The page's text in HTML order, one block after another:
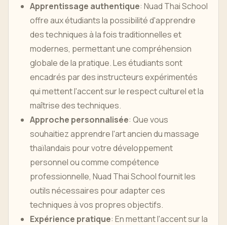
Apprentissage authentique: Nuad Thai School
offre aux étudiants la possibilité d'apprendre
des techniques à la fois traditionnelles et
modernes, permettant une compréhension
globale de la pratique. Les étudiants sont
encadrés par des instructeurs expérimentés
qui mettent l'accent sur le respect culturel et la
maîtrise des techniques.
Approche personnalisée: Que vous
souhaitiez apprendre l'art ancien du massage
thaïlandais pour votre développement
personnel ou comme compétence
professionnelle, Nuad Thai School fournit les
outils nécessaires pour adapter ces
techniques à vos propres objectifs.
Expérience pratique: En mettant l'accent sur la